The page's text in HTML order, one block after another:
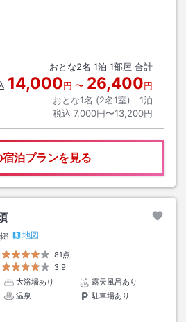
ト
おとな2名 1泊 1部屋 合計
14,000円 〜 26,400円
おとな1名 (2名1室)｜ 1泊
税込 7,000円〜13,200円
泊プランを見る
地図
81点
3.9
大浴場あり
露天風呂あり
温泉
駐車場あり